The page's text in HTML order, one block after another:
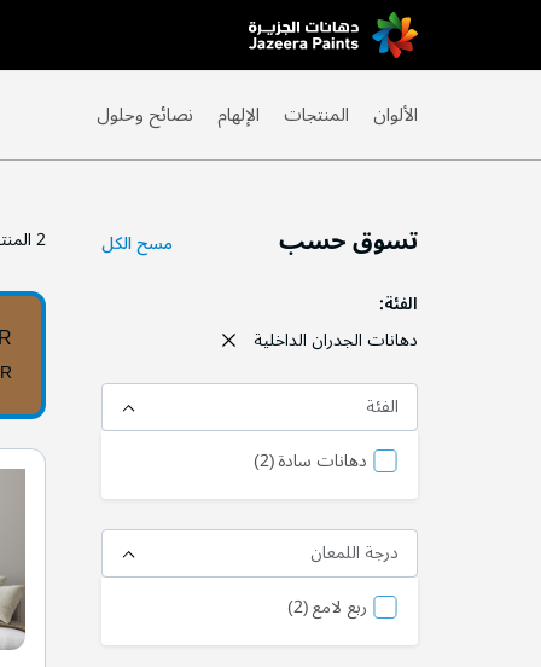
Skip
to
الألوان المنتجات الإلهام نصائح وحلول
2 تسوق حسب
الفئة
دهانات الجدران الداخلية
مسح الكل
الفئة
دهانات سادة 2منتج
درجة اللمعان
ربع لامع 2منتج